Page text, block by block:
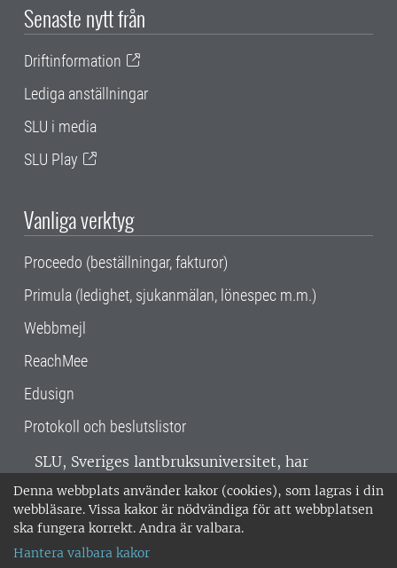
Denna webbplats använder kakor (cookies), som lagras i din
webbläsare. Vissa kakor är nödvändiga för att webbplatsen
ska fungera korrekt. Andra är valbara.
Hantera valbara kakor
Senaste nytt från
Driftinformation
Lediga anställningar
SLU i media
SLU Play
Vanliga verktyg
Proceedo (beställningar, fakturor)
Primula (ledighet, sjukanmälan, lönespec m.m.)
Webbmejl
ReachMee
Edusign
Protokoll och beslutslistor
SLU, Sveriges lantbruksuniversitet, har
verksamhet över hela Sverige. Huvudorter är
Alnarp, Uppsala och Umeå.SLU är
miljöcertifierat enligt ISO 14001. •
018-67 10 00 • Org nr: 202100-2817 •